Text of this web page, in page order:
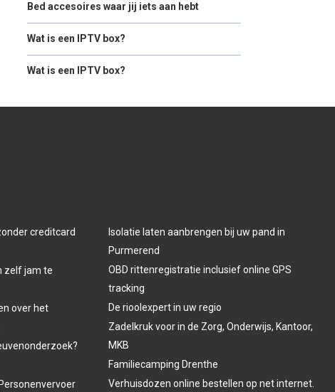
Bed accesoires waar jij iets aan hebt
Wat is een IPTV box?
Wat is een IPTV box?
creditcard
zelf jam te
over het
Isolatie laten aanbrengen bij uw pand in
Purmerend
OBD rittenregistratie inclusief online GPS
tracking
De rioolexpert in uw regio
Zadelkruk voor in de Zorg, Onderwijs, Kantoor,
MKB
Familiecamping Drenthe
Verhuisdozen online bestellen op net internet.